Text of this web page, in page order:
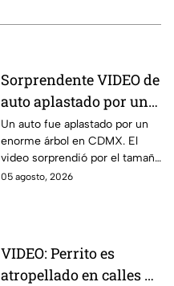
Sorprendente VIDEO de
auto aplastado por un
árbol en CDMX: así fue
el momento exacto
Un auto fue aplastado por un
enorme árbol en CDMX. El
video sorprendió por el tamaño
del árbol que dejó destruido el
05 agosto, 2026
VIDEO: Perrito es
atropellado en calles de